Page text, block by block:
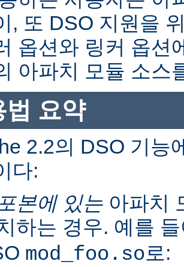
, 또 DSO 지원을
옵션와 링커 옵션
아파치 모듈 소스
법 요약
2.2의 DSO 기능
다:
본에 있는 아파치
하는 경우. 예를
mod_foo.so로: